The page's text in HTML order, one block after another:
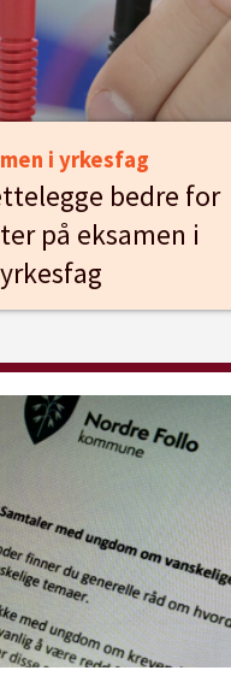
i yrkesfag
bedre for
på eksamen i
yrkesfag